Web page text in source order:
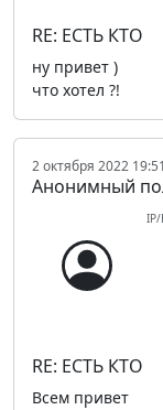
RE: ЕСТЬ КТО
ну привет )
что хотел ?!
2 октября 2022 19:51
Анонимный
RE: ЕСТЬ КТО
Всем привет